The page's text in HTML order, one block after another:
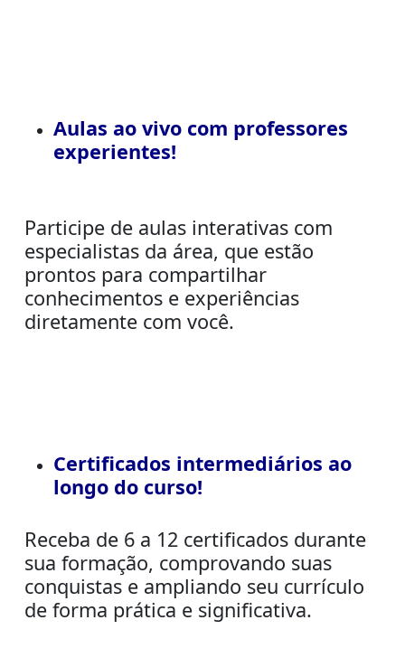
Aulas ao vivo com professores
experientes!
Participe de aulas interativas com
especialistas da área, que estão
prontos para compartilhar
conhecimentos e experiências
diretamente com você.
Certificados intermediários ao
longo do curso!
Receba de 6 a 12 certificados durante
sua formação, comprovando suas
conquistas e ampliando seu currículo
de forma prática e significativa.